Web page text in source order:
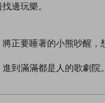
邊玩樂。
正要睡著的小熊吵醒
到滿滿都是人的歌劇